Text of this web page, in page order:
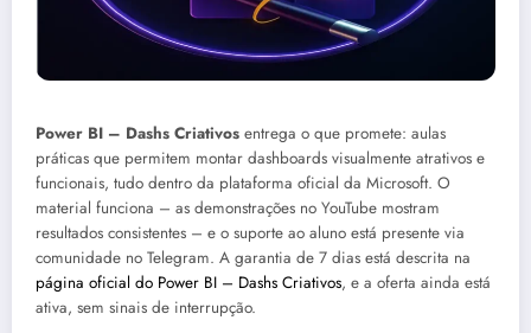
Power BI – Dashs Criativos entrega o que promete: aulas
práticas que permitem montar dashboards visualmente atrativos e
funcionais, tudo dentro da plataforma oficial da Microsoft. O
material funciona – as demonstrações no YouTube mostram
resultados consistentes – e o suporte ao aluno está presente via
comunidade no Telegram. A garantia de 7 dias está descrita na
página oficial do Power BI – Dashs Criativos, e a oferta ainda está
ativa, sem sinais de interrupção.